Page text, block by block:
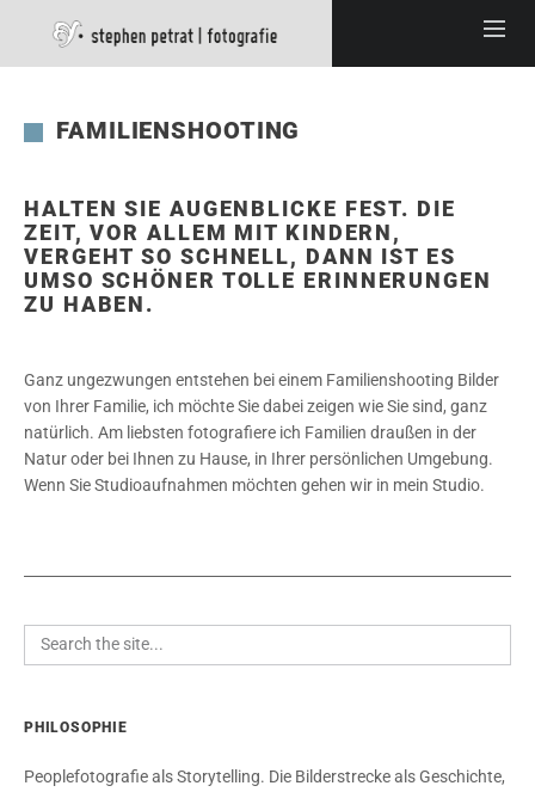
FAMILIENSHOOTING
HALTEN SIE AUGENBLICKE FEST. DIE
ZEIT, VOR ALLEM MIT KINDERN,
VERGEHT SO SCHNELL, DANN IST ES
UMSO SCHÖNER TOLLE ERINNERUNGEN
ZU HABEN.
Ganz ungezwungen entstehen bei einem Familienshooting Bilder
von Ihrer Familie, ich möchte Sie dabei zeigen wie Sie sind, ganz
natürlich. Am liebsten fotografiere ich Familien draußen in der
Natur oder bei Ihnen zu Hause, in Ihrer persönlichen Umgebung.
Wenn Sie Studioaufnahmen möchten gehen wir in mein Studio.
PHILOSOPHIE
Peoplefotografie als Storytelling. Die Bilderstrecke als Geschichte,